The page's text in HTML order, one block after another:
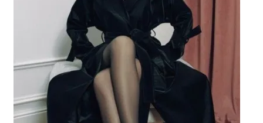
Rozwiń
menu
potomne